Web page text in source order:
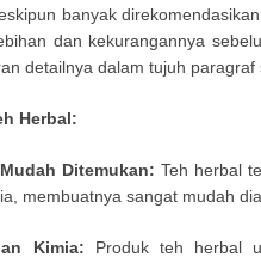
banyak
dan kekurangannya
detailnya dalam tujuh
Herbal:
Ditemukan: Teh herbal
membuatnya sangat mudah
Kimia: Produk teh herbal